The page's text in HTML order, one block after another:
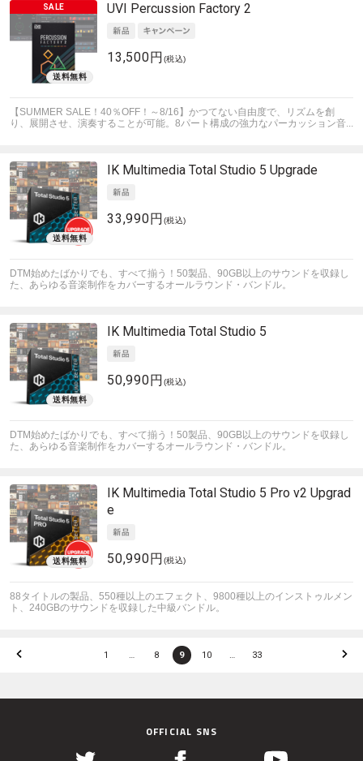
UVI Percussion Factory 2
13,500円 (税込)
【SUMMER SALE！40％OFF！～8/16】かつてない自由度で、リズムを創
り、展開させ、演奏することが可能。8パート構成の強力なパーカッション音...
IK Multimedia Total Studio 5 Upgrade
33,990円 (税込)
DTM始めたばかりでも、すべて揃う！50製品、90GB以上のサウンドを収録し
た、あらゆる音楽制作をカバーするオールラウンド・バンドル。
IK Multimedia Total Studio 5
50,990円 (税込)
DTM始めたばかりでも、すべて揃う！50製品、90GB以上のサウンドを収録し
た、あらゆる音楽制作をカバーするオールラウンド・バンドル。
IK Multimedia Total Studio 5 Pro v2 Upgrad
e
50,990円 (税込)
88タイトルの製品、550種以上のエフェクト、9800種以上のインストゥルメン
ト、240GBのサウンドを収録した中級バンドル。
1 … 8 9 10 … 33
OFFICIAL SNS